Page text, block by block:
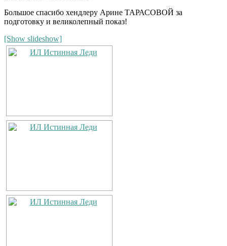
Большое спасибо хендлеру Арине ТАРАСОВОЙ за
подготовку и великолепный показ!
[Show slideshow]